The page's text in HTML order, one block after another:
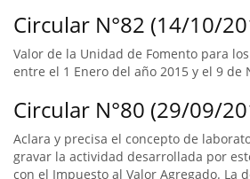
Circular N°82 (14/10/
Valor de la Unidad de Fomento para
entre el 1 Enero del año 2015 y el 9 de
Circular N°80 (29/09/
Aclara y precisa el concepto de
gravar la actividad desarrollada por
con el Impuesto al Valor Agregado. La